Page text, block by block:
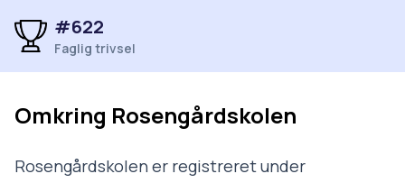
#622
Faglig trivsel
Omkring Rosengårdskolen
Rosengårdskolen er registreret under